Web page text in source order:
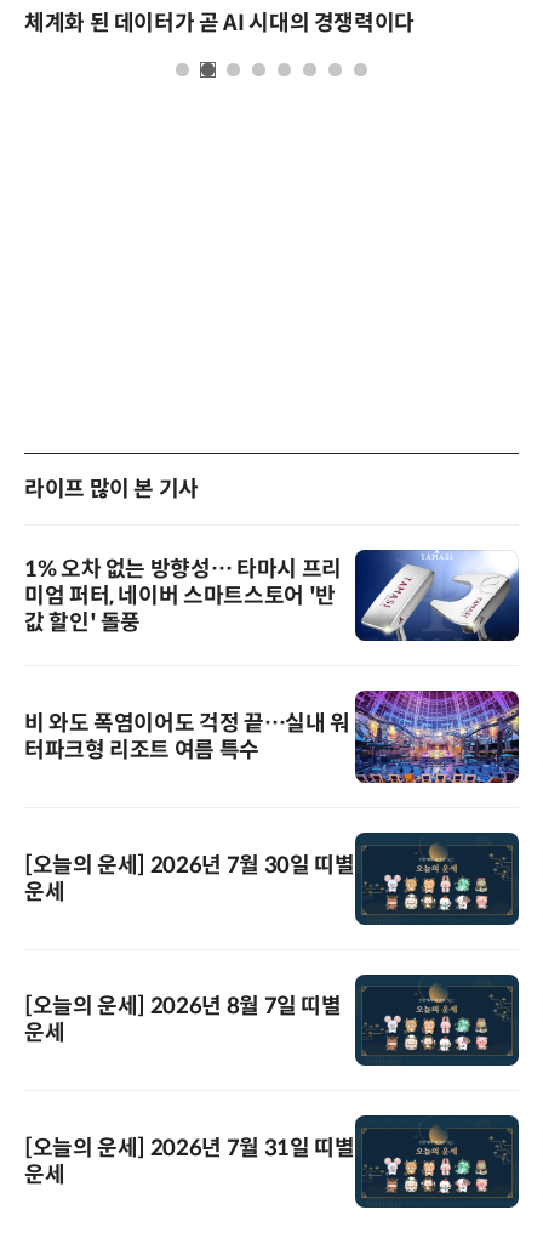
체계화 된 데이터가 곧 AI 시대의 경쟁력이다
라이프 많이 본 기사
1% 오차 없는 방향성… 타마시 프리
미엄 퍼터, 네이버 스마트스토어 '반
값 할인' 돌풍
비 와도 폭염이어도 걱정 끝…실내 워
터파크형 리조트 여름 특수
[오늘의 운세] 2026년 7월 30일 띠별
운세
[오늘의 운세] 2026년 8월 7일 띠별
운세
[오늘의 운세] 2026년 7월 31일 띠별
운세